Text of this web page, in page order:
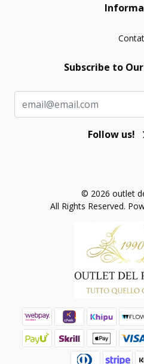
Subscribe to
Follow us!
© 2026 outlet
All Rights Reserved.